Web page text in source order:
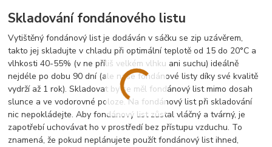
Skladování fondánového listu
Vytištěný fondánový list je dodáván v sáčku se zip uzávěrem,
takto jej skladujte v chladu při optimální teplotě od 15 do 20°C a
vlhkosti 40-55% (v ne příliš velkém vlhku ani suchu) ideálně
nejdéle po dobu 90 dní (ale naše fondánové listy díky své kvalitě
vydrží až 1 rok). Skladovat by se měl fondánový list mimo dosah
slunce a ve vodorovné poloze. Na fondánový list při skladování
nic nepokládejte. Aby fondánový list zůstal vláčný a tvárný, je
zapotřebí uchovávat ho v prostředí bez přístupu vzduchu. To
znamená, že pokud neplánujete použít fondánový list ihned,